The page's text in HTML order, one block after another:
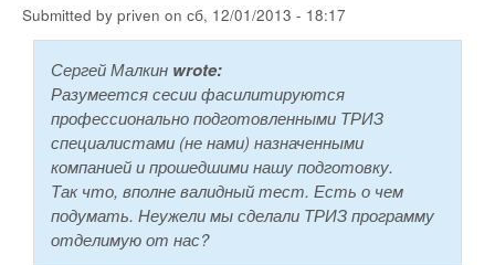
Submitted by priven on сб, 12/01/2013 - 18:17
Сергей Малкин wrote:
Разумеется сесии фасилитируются
профессионально подготовленными ТРИЗ
специалистами (не нами) назначенными
компанией и прошедшими нашу подготовку.
Так что, вполне валидный тест. Есть о чем
подумать. Неужели мы сделали ТРИЗ программу
отделимую от нас?